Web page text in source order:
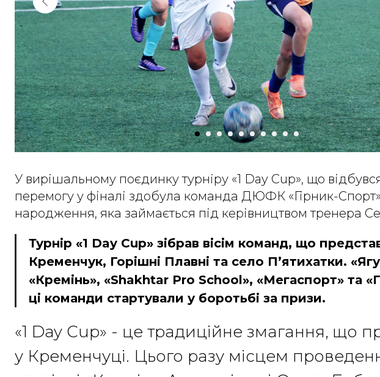
У вирішальному поєдинку турніру «1 Day Cup», що
перемогу у фіналі здобула команда ДЮФК «Гірник-
народження, яка займається під керівництвом тренера
Турнір «1 Day Cup» зібрав вісім команд, що
Кременчук, Горішні Плавні та село П’ятихатки.
«Кремінь», «Shakhtar Pro School», «Мегаспорт» та
ці команди стартували у боротьбі за призи.
«1 Day Cup» - це традиційне змагання, що
у Кременчуці. Цього разу місцем